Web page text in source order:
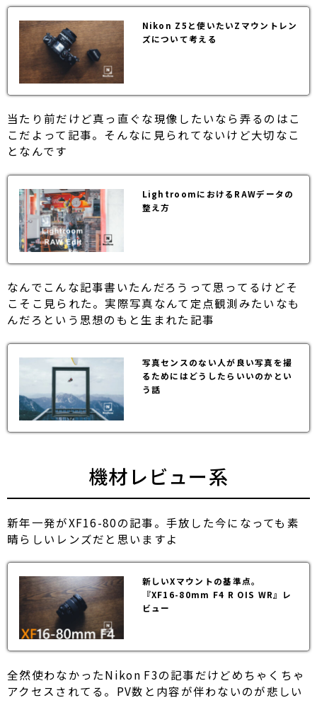
Nikon Z5と使いたいZマウントレン
ズについて考える
当たり前だけど真っ直ぐな現像したいなら弄るのはこ
こだよって記事。そんなに見られてないけど大切なこ
となんです
LightroomにおけるRAWデータの
整え方
なんでこんな記事書いたんだろうって思ってるけどそ
こそこ見られた。実際写真なんて定点観測みたいなも
んだろという思想のもと生まれた記事
写真センスのない人が良い写真を撮
るためにはどうしたらいいのかとい
う話
機材レビュー系
新年一発がXF16-80の記事。手放した今になっても素
晴らしいレンズだと思いますよ
新しいXマウントの基準点。
『XF16-80mm F4 R OIS WR』レ
ビュー
全然使わなかったNikon F3の記事だけどめちゃくちゃ
アクセスされてる。PV数と内容が伴わないのが悲しい